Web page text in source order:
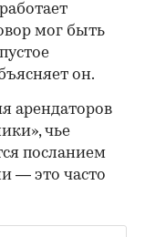
мог быть
он.
арендаторов
чье
посланием
— это часто